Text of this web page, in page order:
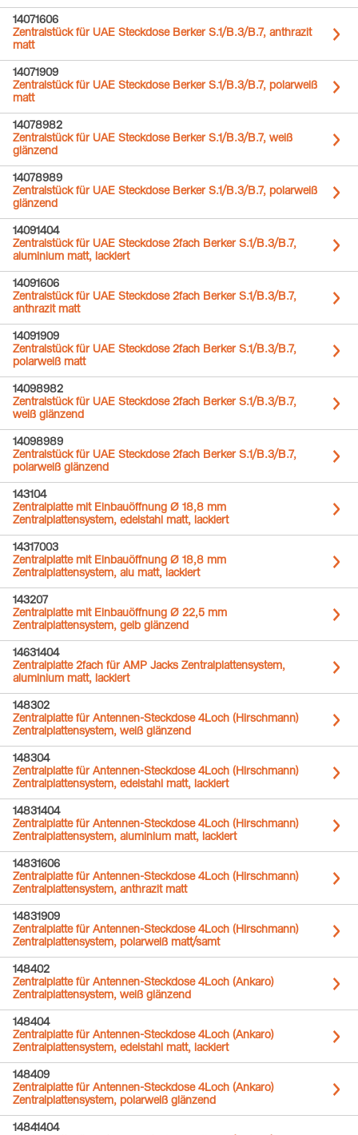
14071606
Zentralstück für UAE Steckdose Berker S.1/B.3/B.7, anthrazit
matt
14071909
Zentralstück für UAE Steckdose Berker S.1/B.3/B.7, polarweiß
matt
14078982
Zentralstück für UAE Steckdose Berker S.1/B.3/B.7, weiß
glänzend
14078989
Zentralstück für UAE Steckdose Berker S.1/B.3/B.7, polarweiß
glänzend
14091404
Zentralstück für UAE Steckdose 2fach Berker S.1/B.3/B.7,
aluminium matt, lackiert
14091606
Zentralstück für UAE Steckdose 2fach Berker S.1/B.3/B.7,
anthrazit matt
14091909
Zentralstück für UAE Steckdose 2fach Berker S.1/B.3/B.7,
polarweiß matt
14098982
Zentralstück für UAE Steckdose 2fach Berker S.1/B.3/B.7,
weiß glänzend
14098989
Zentralstück für UAE Steckdose 2fach Berker S.1/B.3/B.7,
polarweiß glänzend
143104
Zentralplatte mit Einbauöffnung Ø 18,8 mm
Zentralplattensystem, edelstahl matt, lackiert
14317003
Zentralplatte mit Einbauöffnung Ø 18,8 mm
Zentralplattensystem, alu matt, lackiert
143207
Zentralplatte mit Einbauöffnung Ø 22,5 mm
Zentralplattensystem, gelb glänzend
14631404
Zentralplatte 2fach für AMP Jacks Zentralplattensystem,
aluminium matt, lackiert
148302
Zentralplatte für Antennen-Steckdose 4Loch (Hirschmann)
Zentralplattensystem, weiß glänzend
148304
Zentralplatte für Antennen-Steckdose 4Loch (Hirschmann)
Zentralplattensystem, edelstahl matt, lackiert
14831404
Zentralplatte für Antennen-Steckdose 4Loch (Hirschmann)
Zentralplattensystem, aluminium matt, lackiert
14831606
Zentralplatte für Antennen-Steckdose 4Loch (Hirschmann)
Zentralplattensystem, anthrazit matt
14831909
Zentralplatte für Antennen-Steckdose 4Loch (Hirschmann)
Zentralplattensystem, polarweiß matt/samt
148402
Zentralplatte für Antennen-Steckdose 4Loch (Ankaro)
Zentralplattensystem, weiß glänzend
148404
Zentralplatte für Antennen-Steckdose 4Loch (Ankaro)
Zentralplattensystem, edelstahl matt, lackiert
148409
Zentralplatte für Antennen-Steckdose 4Loch (Ankaro)
Zentralplattensystem, polarweiß glänzend
14841404